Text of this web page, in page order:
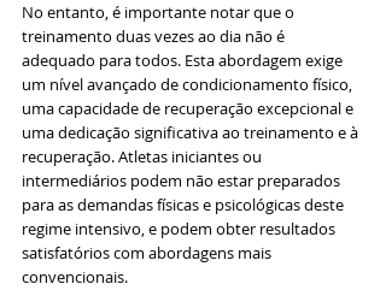
No entanto, é importante notar que o
treinamento duas vezes ao dia não é
adequado para todos. Esta abordagem exige
um nível avançado de condicionamento físico,
uma capacidade de recuperação excepcional e
uma dedicação significativa ao treinamento e à
recuperação. Atletas iniciantes ou
intermediários podem não estar preparados
para as demandas físicas e psicológicas deste
regime intensivo, e podem obter resultados
satisfatórios com abordagens mais
convencionais.